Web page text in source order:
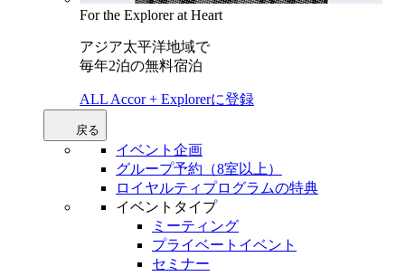
For the Explorer at Heart
アジア太平洋地域で
毎年2泊の無料宿泊
ALL Accor + Explorerに登録
戻る
イベント企画
グループ予約（8室以上）
ロイヤルティプログラムの特典
イベントタイプ
ミーティング
プライベートイベント
セミナー